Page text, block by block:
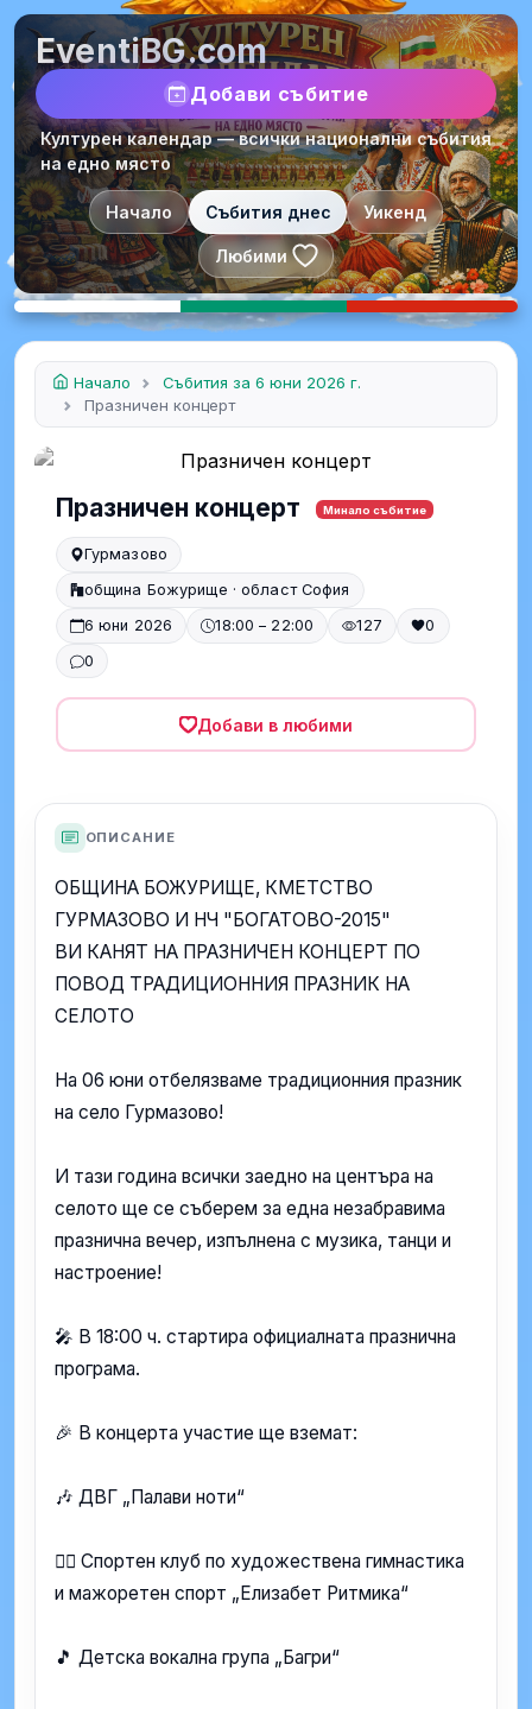
EventiBG.com
Добави събитие
Културен календар — всички национални събития
на едно място
Начало Събития днес Уикенд
Любими
Начало
Събития за 6 юни 2026 г.
Празничен концерт
Празничен концерт Минало събитие
Гурмазово
община Божурище · област София
6 юни 2026
18:00 – 22:00 127
0
0
Добави в любими
ОПИСАНИЕ
ОБЩИНА БОЖУРИЩЕ, КМЕТСТВО
ГУРМАЗОВО И НЧ "БОГАТОВО-2015"
ВИ КАНЯТ НА ПРАЗНИЧЕН КОНЦЕРТ ПО
ПОВОД ТРАДИЦИОННИЯ ПРАЗНИК НА
СЕЛОТО
На 06 юни отбелязваме традиционния празник
на село Гурмазово!
И тази година всички заедно на центъра на
селото ще се съберем за една незабравима
празнична вечер, изпълнена с музика, танци и
настроение!
🎤 В 18:00 ч. стартира официалната празнична
програма.
🎉 В концерта участие ще вземат:
🎶 ДВГ „Палави ноти“
🤸‍♀️ Спортен клуб по художествена гимнастика
и мажоретен спорт „Елизабет Ритмика“
🎵 Детска вокална група „Багри“